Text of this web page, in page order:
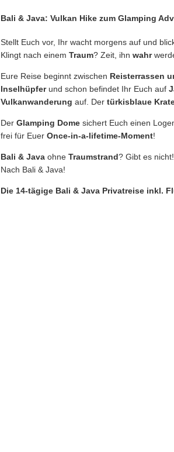
Bali & Java: Vulkan Hike zum Glamping
Stellt Euch vor, Ihr wacht morgens auf und
Klingt nach einem Traum? Zeit, ihn wahr
Eure Reise beginnt zwischen Reisterrassen
Inselhüpferund schon befindet Ihr Euch auf
Vulkanwanderung auf. Der türkisblaue
Der Glamping Dome sichert Euch einen
frei für Euer Once-in-a-lifetime-Moment!
Bali & Java ohne Traumstrand? Gibt es
Nach Bali & Java!
Die 14-tägige Bali & Java Privatreise inkl.